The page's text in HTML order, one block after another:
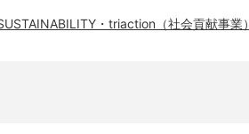
・triaction（社会貢献事業）